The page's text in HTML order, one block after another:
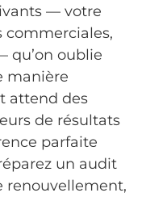
— votre
commerciales,
qu’on oublie
manière
attend des
de résultats
parfaite
un audit
renouvellement,